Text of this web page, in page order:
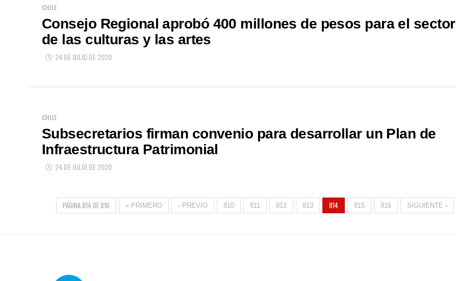
CHILE
Consejo Regional aprobó 400 millones de pesos para el sector
de las culturas y las artes
24 DE JULIO DE 2020
CHILE
Subsecretarios firman convenio para desarrollar un Plan de
Infraestructura Patrimonial
24 DE JULIO DE 2020
PÁGINA 814 DE 816 « PRIMERO ‹ PREVIO 810 811 812 813 814 815 816 SIGUIENTE ›